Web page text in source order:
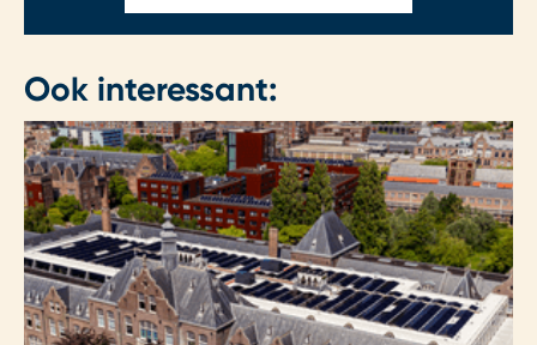
Ook interessant: